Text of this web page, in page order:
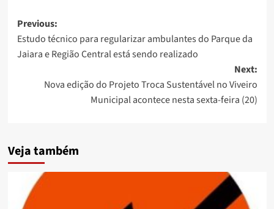
Post
navigation
Previous:
Estudo técnico para regularizar ambulantes do Parque da
Jaiara e Região Central está sendo realizado
Next:
Nova edição do Projeto Troca Sustentável no Viveiro
Municipal acontece nesta sexta-feira (20)
Veja também